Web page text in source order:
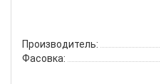
Производитель:
Фасовка: